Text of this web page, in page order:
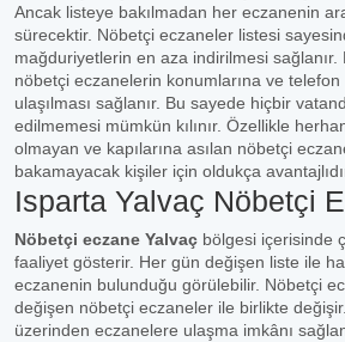
Ancak listeye bakılmadan her eczanenin
sürecektir. Nöbetçi eczaneler listesi
mağduriyetlerin en aza indirilmesi sağlanır.
nöbetçi eczanelerin konumlarına ve telefon
ulaşılması sağlanır. Bu sayede hiçbir
edilmemesi mümkün kılınır. Özellikle
olmayan ve kapılarına asılan nöbetçi
bakamayacak kişiler için oldukça
Isparta Yalvaç Nöbetçi
Nöbetçi eczane Yalvaç bölgesi içerisinde
faaliyet gösterir. Her gün değişen liste ile
eczanenin bulunduğu görülebilir. Nöbetçi
değişen nöbetçi eczaneler ile birlikte
üzerinden eczanelere ulaşma imkânı